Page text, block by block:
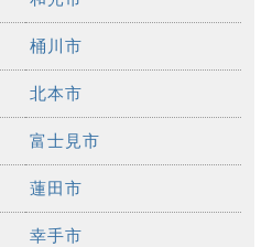
桶川市
北本市
富士見市
蓮田市
幸手市